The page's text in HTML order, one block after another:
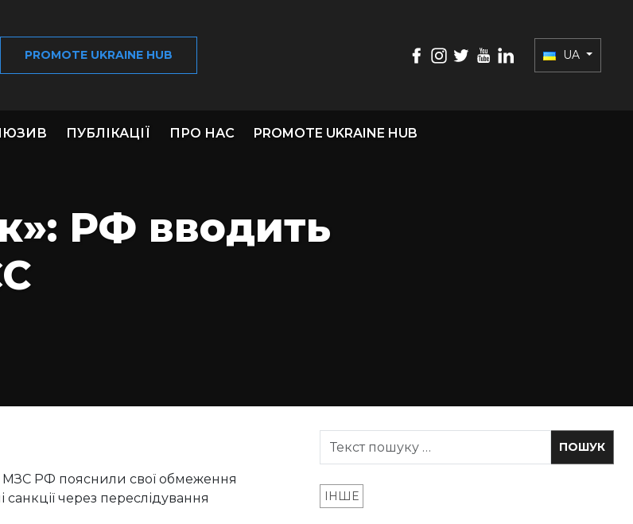
PROMOTE UKRAINE HUB UA
ПУБЛІКАЦІЇ ПРО НАС PROMOTE UKRAINE HUB
РФ вводить
МЗС РФ пояснили свої обмеження
через переслідування
ІНШЕ